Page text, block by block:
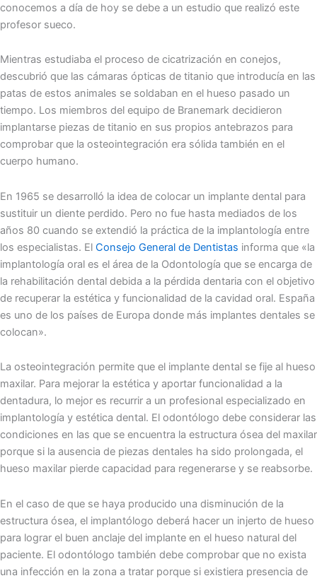
conocemos a día de hoy se debe a un estudio que realizó este
profesor sueco.
Mientras estudiaba el proceso de cicatrización en conejos,
descubrió que las cámaras ópticas de titanio que introducía en las
patas de estos animales se soldaban en el hueso pasado un
tiempo. Los miembros del equipo de Branemark decidieron
implantarse piezas de titanio en sus propios antebrazos para
comprobar que la osteointegración era sólida también en el
cuerpo humano.
En 1965 se desarrolló la idea de colocar un implante dental para
sustituir un diente perdido. Pero no fue hasta mediados de los
años 80 cuando se extendió la práctica de la implantología entre
los especialistas. El Consejo General de Dentistas informa que «la
implantología oral es el área de la Odontología que se encarga de
la rehabilitación dental debida a la pérdida dentaria con el objetivo
de recuperar la estética y funcionalidad de la cavidad oral. España
es uno de los países de Europa donde más implantes dentales se
colocan».
La osteointegración permite que el implante dental se fije al hueso
maxilar. Para mejorar la estética y aportar funcionalidad a la
dentadura, lo mejor es recurrir a un profesional especializado en
implantología y estética dental. El odontólogo debe considerar las
condiciones en las que se encuentra la estructura ósea del maxilar
porque si la ausencia de piezas dentales ha sido prolongada, el
hueso maxilar pierde capacidad para regenerarse y se reabsorbe.
En el caso de que se haya producido una disminución de la
estructura ósea, el implantólogo deberá hacer un injerto de hueso
para lograr el buen anclaje del implante en el hueso natural del
paciente. El odontólogo también debe comprobar que no exista
una infección en la zona a tratar porque si existiera presencia de